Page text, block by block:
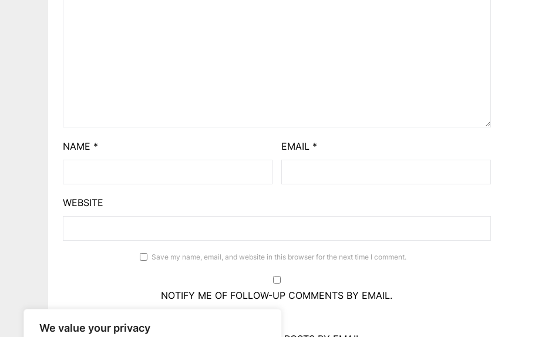
We value your privacy
NAME * EMAIL *
WEBSITE
Save my name, email, and website in this browser for the next time I comment.
NOTIFY ME OF FOLLOW-UP COMMENTS BY EMAIL.